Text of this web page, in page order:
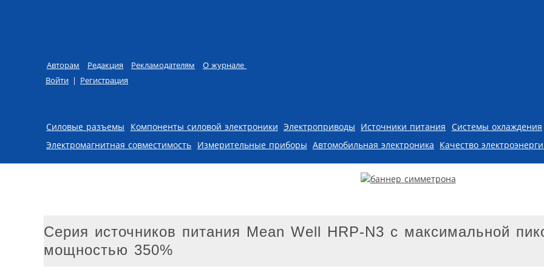
Авторам Редакция Рекламодателям
О журнале
Войти | Регистрация
Skip to content
Силовые разъемы Компоненты силовой электроники Электроприводы Источники питания Системы охлаждения
Электромагнитная совместимость Измерительные приборы Автомобильная электроника Качество
Серия источников питания Mean Well HRP-N3 с максимальной
мощностью 350%